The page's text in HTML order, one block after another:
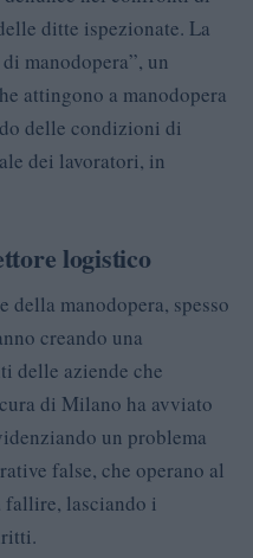
ditte ispezionate. La
manodopera”, un
attingono a manodopera
delle condizioni di
dei lavoratori, in
logistico
manodopera, spesso
creando una
delle aziende che
di Milano ha avviato
un problema
false, che operano al
lasciando i